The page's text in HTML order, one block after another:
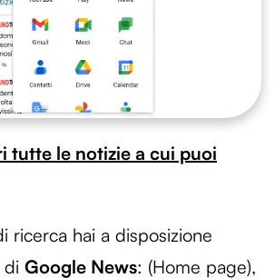
tutte le notizie a cui puoi
ricerca hai a disposizione
di Google News: (Home page),